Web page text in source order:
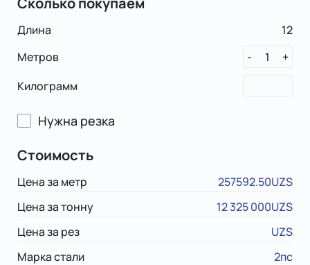
Длина
12
Метров
- 1
+
Килограмм
Нужна резка
Стоимость
Цена за метр
257592.50UZS
Цена за тонну
12 325 000UZS
Цена за рез
UZS
Марка стали
2пс